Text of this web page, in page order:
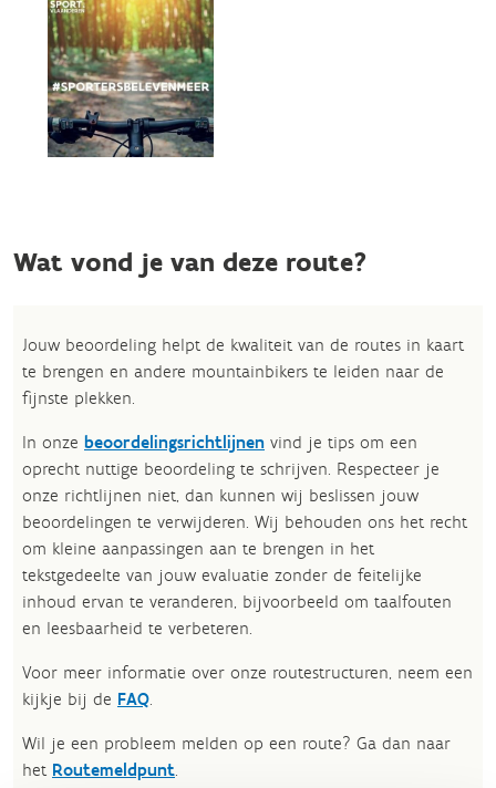
Wat vond je van deze route?
Jouw beoordeling helpt de kwaliteit van de routes in kaart
te brengen en andere mountainbikers te leiden naar de
fijnste plekken.
In onze beoordelingsrichtlijnen vind je tips om een
oprecht nuttige beoordeling te schrijven. Respecteer je
onze richtlijnen niet, dan kunnen wij beslissen jouw
beoordelingen te verwijderen. Wij behouden ons het recht
om kleine aanpassingen aan te brengen in het
tekstgedeelte van jouw evaluatie zonder de feitelijke
inhoud ervan te veranderen, bijvoorbeeld om taalfouten
en leesbaarheid te verbeteren.​
Voor meer informatie over onze routestructuren, neem een
kijkje bij de FAQ.
Wil je een probleem melden op een route? Ga dan naar
het Routemeldpunt.